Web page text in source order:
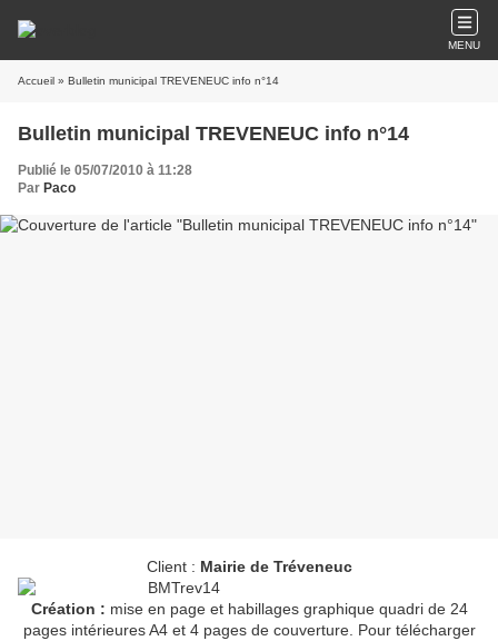
MENU
Accueil » Bulletin municipal TREVENEUC info n°14
Bulletin municipal TREVENEUC info n°14
Publié le 05/07/2010 à 11:28
Par Paco
Client : Mairie de Tréveneuc
Création : mise en page et habillages graphique quadri de 24
pages intérieures A4 et 4 pages de couverture. Pour télécharger